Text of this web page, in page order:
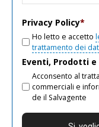
Privacy Policy*
Ho letto e accetto
trattamento dei
Eventi, Prodotti e
Acconsento al
commerciali e
de il Salvagente